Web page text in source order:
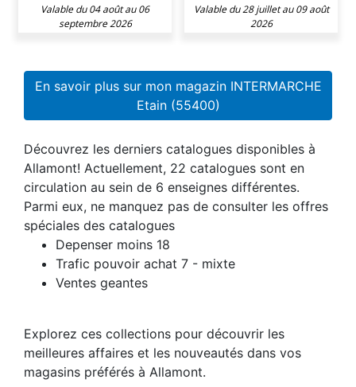
Valable du 04 août au 06
septembre 2026
Valable du 28 juillet au 09 août
2026
En savoir plus sur mon magazin INTERMARCHE
Etain (55400)
Découvrez les derniers catalogues disponibles à
Allamont! Actuellement, 22 catalogues sont en
circulation au sein de 6 enseignes différentes.
Parmi eux, ne manquez pas de consulter les offres
spéciales des catalogues
Depenser moins 18
Trafic pouvoir achat 7 - mixte
Ventes geantes
Explorez ces collections pour découvrir les
meilleures affaires et les nouveautés dans vos
magasins préférés à Allamont.